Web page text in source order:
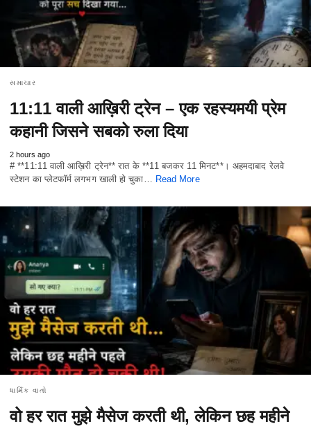
સમાચાર
11:11 वाली आख़िरी ट्रेन – एक रहस्यमयी प्रेम
कहानी जिसने सबको रुला दिया
2 hours ago
# **11:11 वाली आख़िरी ट्रेन** रात के **11 बजकर 11 मिनट**। अहमदाबाद रेलवे
स्टेशन का प्लेटफॉर्म लगभग खाली हो चुका… Read More
ધાર્મિક વાતો
वो हर रात मुझे मैसेज करती थी, लेकिन छह महीने